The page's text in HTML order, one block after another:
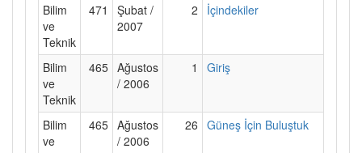
Bilim
ve
Teknik
471
Şubat /
2007
2 İçindekiler
Bilim
ve
Teknik
465 Ağustos
/ 2006
1 Giriş
Bilim
ve
465 Ağustos
/ 2006
26 Güneş İçin Buluştuk